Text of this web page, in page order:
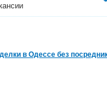
в Одессе без